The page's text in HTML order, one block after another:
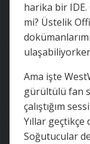
harika bir
mi? Üstelik
Ama işte
gürültülü fan
çalıştığım
Yıllar geçtikçe
Soğutucular